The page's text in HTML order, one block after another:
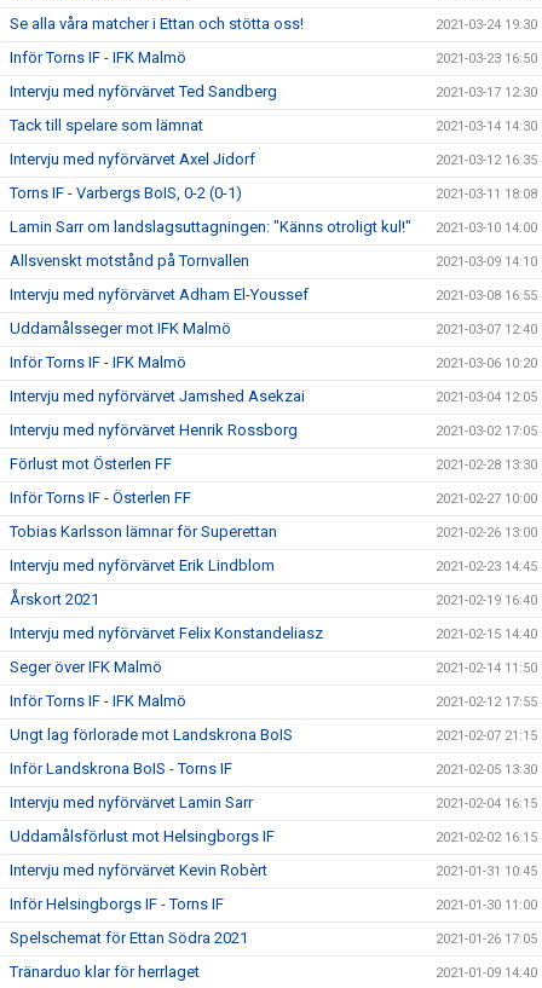
Se alla våra matcher i Ettan och stötta oss! 2021-03-24 19:30
Inför Torns IF - IFK Malmö 2021-03-23 16:50
Intervju med nyförvärvet Ted Sandberg 2021-03-17 12:30
Tack till spelare som lämnat 2021-03-14 14:30
Intervju med nyförvärvet Axel Jidorf 2021-03-12 16:35
Torns IF - Varbergs BoIS, 0-2 (0-1) 2021-03-11 18:08
Lamin Sarr om landslagsuttagningen: "Känns otroligt kul!" 2021-03-10 14:00
Allsvenskt motstånd på Tornvallen 2021-03-09 14:10
Intervju med nyförvärvet Adham El-Youssef 2021-03-08 16:55
Uddamålsseger mot IFK Malmö 2021-03-07 12:40
Inför Torns IF - IFK Malmö 2021-03-06 10:20
Intervju med nyförvärvet Jamshed Asekzai 2021-03-04 12:05
Intervju med nyförvärvet Henrik Rossborg 2021-03-02 17:05
Förlust mot Österlen FF 2021-02-28 13:30
Inför Torns IF - Österlen FF 2021-02-27 10:00
Tobias Karlsson lämnar för Superettan 2021-02-26 13:00
Intervju med nyförvärvet Erik Lindblom 2021-02-23 14:45
Årskort 2021 2021-02-19 16:40
Intervju med nyförvärvet Felix Konstandeliasz 2021-02-15 14:40
Seger över IFK Malmö 2021-02-14 11:50
Inför Torns IF - IFK Malmö 2021-02-12 17:55
Ungt lag förlorade mot Landskrona BoIS 2021-02-07 21:15
Inför Landskrona BoIS - Torns IF 2021-02-05 13:30
Intervju med nyförvärvet Lamin Sarr 2021-02-04 16:15
Uddamålsförlust mot Helsingborgs IF 2021-02-02 16:15
Intervju med nyförvärvet Kevin Robèrt 2021-01-31 10:45
Inför Helsingborgs IF - Torns IF 2021-01-30 11:00
Spelschemat för Ettan Södra 2021 2021-01-26 17:05
Tränarduo klar för herrlaget 2021-01-09 14:40